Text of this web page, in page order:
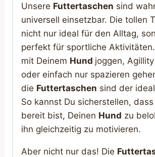
Unsere Futtertaschen sind
universell einsetzbar. Die tollen
nicht nur ideal für den Alltag,
perfekt für sportliche
mit Deinem Hund joggen,
oder einfach nur spazieren
die Futtertaschen sind der
So kannst Du sicherstellen,
bereit bist, Deinen Hund zu
ihn gleichzeitig zu motivieren.
Aber nicht nur das! Die